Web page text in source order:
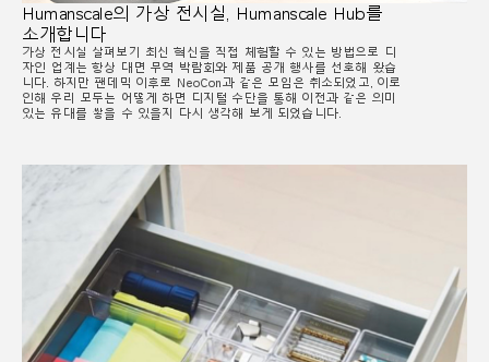
국가 선택
로그인 추천 코드가 있으십니까?
Humanscale의 가상 전시실, Humanscale Hub를
소개합니다
가상 전시실 살펴보기 최신 혁신을 직접 체험할 수 있는 방법으로 디
자인 업계는 항상 대면 무역 박람회와 제품 공개 행사를 선호해 왔습
니다. 하지만 팬데믹 이후로 NeoCon과 같은 모임은 취소되었고, 이로
인해 우리 모두는 어떻게 하면 디지털 수단을 통해 이전과 같은 의미
있는 유대를 쌓을 수 있을지 다시 생각해 보게 되었습니다.